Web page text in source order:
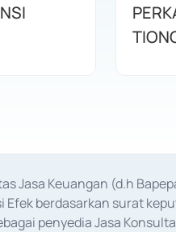
Jasa Keuangan (d.h
Efek berdasarkan surat
penyedia Jasa